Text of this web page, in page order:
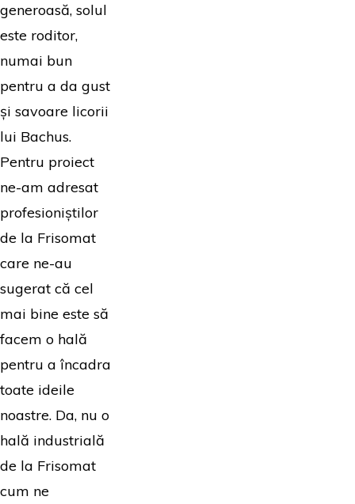
generoasă, solul
este roditor,
numai bun
pentru a da gust
și savoare licorii
lui Bachus.
Pentru proiect
ne-am adresat
profesioniștilor
de la Frisomat
care ne-au
sugerat că cel
mai bine este să
facem o hală
pentru a încadra
toate ideile
noastre. Da, nu o
hală industrială
de la Frisomat
cum ne